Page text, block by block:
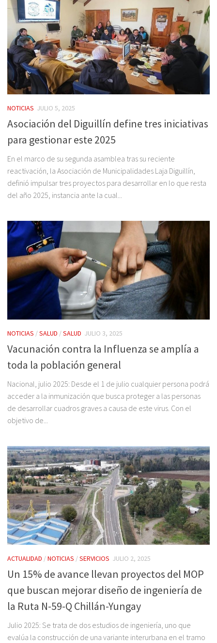
NOTICIAS JULIO 5, 2025
Asociación del Diguillín define tres iniciativas
para gestionar este 2025
En el marco de su segunda asamblea tras su reciente
reactivación, la Asociación de Municipalidades Laja Diguillín,
definió impulsar tres proyectos para desarrollar en lo que resta
del año 2025, instancia ante la cual...
NOTICIAS /SALUD /SALUD JULIO 3, 2025
Vacunación contra la Influenza se amplía a
toda la población general
Nacional, julio 2025: Desde el 1 de julio cualquier persona podrá
acceder a la inmunización que busca proteger a las personas
de desarrollar cuadros graves a causa de este virus. Con el
objetivo de...
ACTUALIDAD /NOTICIAS /SERVICIOS JULIO 2, 2025
Un 15% de avance llevan proyectos del MOP
que buscan mejorar diseño de ingeniería de
la Ruta N-59-Q Chillán-Yungay
Julio 2025: Se trata de dos estudios de ingeniería, uno que
evalúa la construcción de una variante interurbana en el tramo